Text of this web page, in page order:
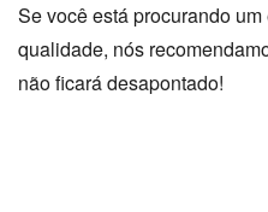
Se você está procurando
qualidade, nós
não ficará desapontado!